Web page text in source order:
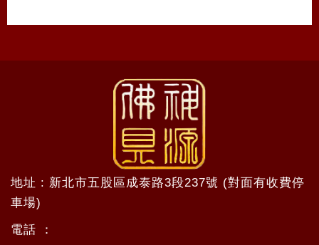
地址 : 新北市五股區成泰路3段237號 (對面有收費停
車場)
電話 ：